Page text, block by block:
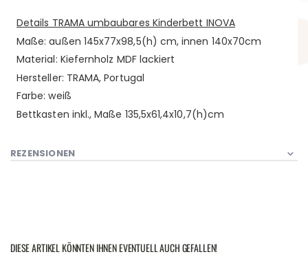
Details TRAMA umbaubares Kinderbett INOVA
Maße: außen 145x77x98,5(h) cm, innen 140x70cm
Material: Kiefernholz MDF lackiert
Hersteller: TRAMA, Portugal
Farbe: weiß
Bettkasten inkl., Maße 135,5x61,4x10,7(h)cm
REZENSIONEN
DIESE ARTIKEL KÖNNTEN IHNEN EVENTUELL AUCH GEFALLEN!